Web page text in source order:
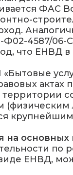
ФАС
Ф02-4587/06-
что ЕНВД
ЕНВД,